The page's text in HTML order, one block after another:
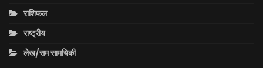
राशिफल
राष्ट्रीय
लेख/सम सामयिकी